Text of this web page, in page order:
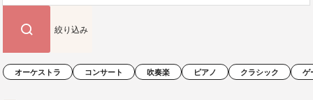
オーケストラ コンサート 吹奏楽 ピアノ クラシック ゲ
絞り込み